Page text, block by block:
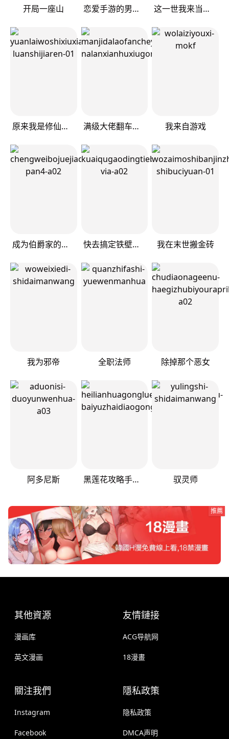
开局一座山 恋爱手游的男主都很危险 这一世我来当家主
原来我是修仙大佬 满级大佬翻车以后 我来自游戏
成为伯爵家的废物 快去搞定铁壁皇帝！ 我在末世搬金砖
我为邪帝 全职法师 除掉那个恶女
阿多尼斯 黑莲花攻略手册[穿书] 驭灵师
推薦
其他資源
漫画库
英文漫画
友情鏈接
ACG导航网
18漫畫
關注我們
Instagram
Facebook
隱私政策
隐私政策
DMCA声明